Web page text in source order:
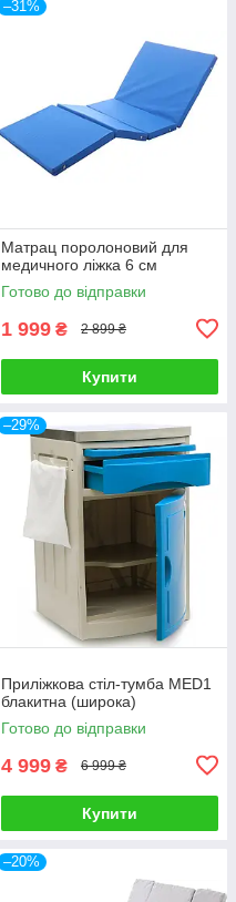
–31%
Матрац поролоновий для
медичного ліжка 6 см
Готово до відправки
1 999 ₴ 2 899 ₴
Купити
–29%
Приліжкова стіл-тумба MED1
блакитна (широка)
Готово до відправки
4 999 ₴ 6 999 ₴
Купити
–20%